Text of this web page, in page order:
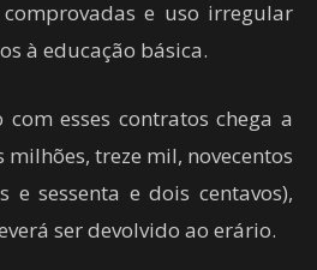
e uso irregular
à educação básica.
esses contratos chega a
milhões, treze mil, novecentos
sessenta e dois centavos),
ser devolvido ao erário.